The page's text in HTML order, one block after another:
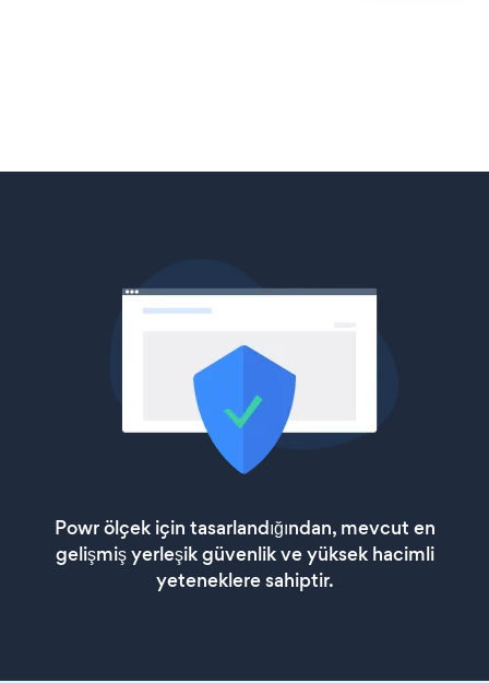
Powr ölçek için tasarlandığından, mevcut en
gelişmiş yerleşik güvenlik ve yüksek hacimli
yeteneklere sahiptir.